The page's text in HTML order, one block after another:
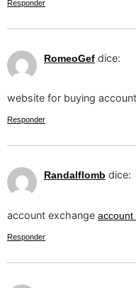
Responder
RomeoGef dice:
website for buying
Responder
Randalflomb dice:
account exchange account
Responder